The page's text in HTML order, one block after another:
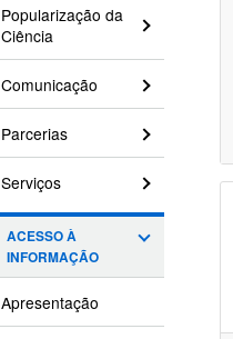
Popularização da
Ciência
Comunicação
Parcerias
Serviços
ACESSO À
INFORMAÇÃO
Apresentação